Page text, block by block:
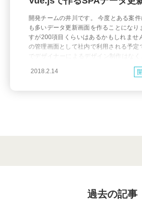
開発チームの井川です。 今度とある案
も多いデータ更新画面を作ることになり
すが200項目くらいはあるかもしれませ
の管理画面として社内で利用される予定
でデザイナーによるデザイン制作はなく
担当します。 そこで、ユーザにとって
としても余計な画面遷移がなく、繰り返
2018.2.14
過去の記事